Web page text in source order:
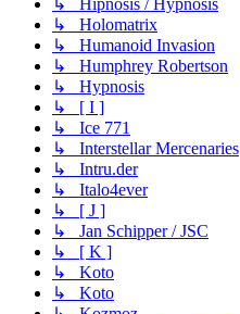
↳ Holomatrix
↳ Humanoid Invasion
↳ Humphrey Robertson
↳ Hypnosis
↳ [ I ]
↳ Ice 771
↳ Interstellar Mercenaries
↳ Intru.der
↳ Italo4ever
↳ [ J ]
↳ Jan Schipper / JSC
↳ [ K ]
↳ Koto
↳ Koto